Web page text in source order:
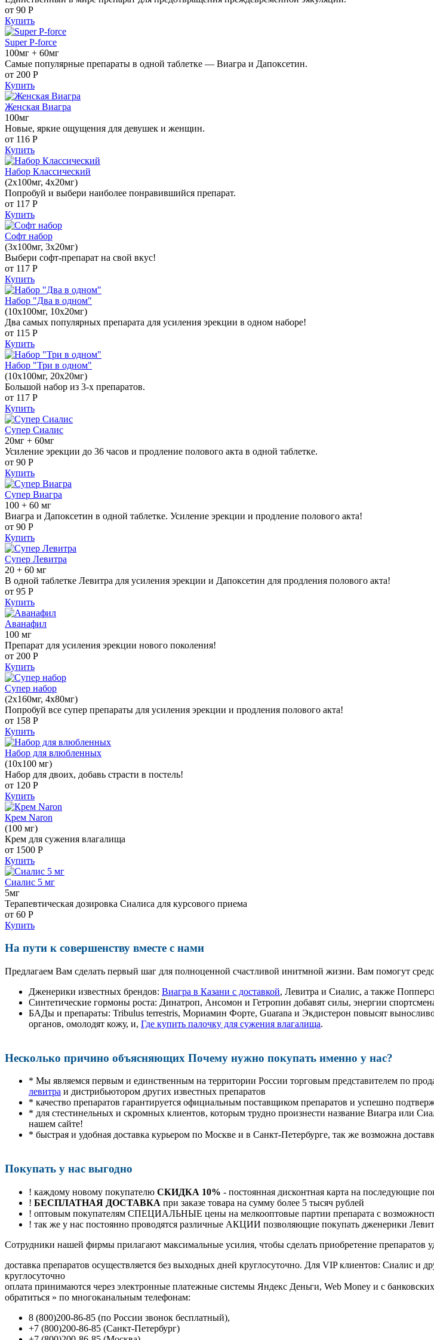
от 90 Р
Купить
Super P-force
100мг + 60мг
Самые популярные препараты в одной таблетке — Виагра и Дапоксетин.
от 200 Р
Купить
Женская Виагра
100мг
Новые, яркие ощущения для девушек и женщин.
от 116 Р
Купить
Набор Классический
(2x100мг, 4x20мг)
Попробуй и выбери наиболее понравившийся препарат.
от 117 Р
Купить
Софт набор
(3x100мг, 3x20мг)
Выбери софт-препарат на свой вкус!
от 117 Р
Купить
Набор "Два в одном"
(10x100мг, 10x20мг)
Два самых популярных препарата для усиления эрекции в одном наборе!
от 115 Р
Купить
Набор "Три в одном"
(10x100мг, 20x20мг)
Большой набор из 3-х препаратов.
от 117 Р
Купить
Супер Сиалис
20мг + 60мг
Усиление эрекции до 36 часов и продление полового акта в одной таблетке.
от 90 Р
Купить
Супер Виагра
100 + 60 мг
Виагра и Дапоксетин в одной таблетке. Усиление эрекции и продление полового акта!
от 90 Р
Купить
Супер Левитра
20 + 60 мг
В одной таблетке Левитра для усиления эрекции и Дапоксетин для продления полового акта!
от 95 Р
Купить
Аванафил
100 мг
Препарат для усиления эрекции нового поколения!
от 200 Р
Купить
Супер набор
(2х160мг, 4х80мг)
Попробуй все супер препараты для усиления эрекции и продления полового акта!
от 158 Р
Купить
Набор для влюбленных
(10х100 мг)
Набор для двоих, добавь страсти в постель!
от 120 Р
Купить
Крем Naron
(100 мг)
Крем для сужения влагалища
от 1500 Р
Купить
Сиалис 5 мг
5мг
Терапевтическая дозировка Сиалиса для курсового приема
от 60 Р
Купить
На пути к совершенству вместе с нами
Предлагаем Вам сделать первый шаг для полноценной счастливой инитмной жизни. Вам помогут
Дженерики известных брендов: Виагра в Казани с доставкой, Левитра и Сиалис, а также
Синтетические гормоны роста: Динатроп, Ансомон и Гетропин добавят силы, энергии
БАДы и препараты: Tribulus terrestris, Мориамин Форте, Guarana и Экдистерон повысят
органов, омолодят кожу, и, Где купить палочку для сужения влагалища.
Несколько причино объясняющих Почему нужно покупать именно у нас?
* Мы являемся первым и единственным на территории России торговым представителем по
левитра и дистрибьютором других известных препаратов
* качество препаратов гарантируется официальным поставщиком препаратов и успешно
* для стестинельных и скромных клиентов, которым трудно произнести название Виагра или
нашем сайте!
* быстрая и удобная доставка курьером по Москве и в Санкт-Петербурге, так же возможна
Покупать у нас выгодно
! каждому новому покупателю СКИДКА 10% - постоянная дисконтная карта на последующие
! БЕСПЛАТНАЯ ДОСТАВКА при заказе товара на сумму более 5 тысяч рублей
! оптовым покупателям СПЕЦИАЛЬНЫЕ цены на мелкооптовые партии препарата с
! так же у нас постоянно проводятся различные АКЦИИ позволяющие покупать дженерики
Cотрудники нашей фирмы прилагают максимальные усилия, чтобы сделать приобретение препаратов
доставка препаратов осуществляется без выходных дней круглосуточно. Для VIP клиентов: Сиалис и
круглосуточно
оплата принимаются через электронные платежные системы Яндекс Деньги, Web Money и с
обратиться » по многоканальным телефонам:
8 (800)200-86-85 (по России звонок бесплатный),
+7 (800)200-86-85 (Санкт-Петербург)